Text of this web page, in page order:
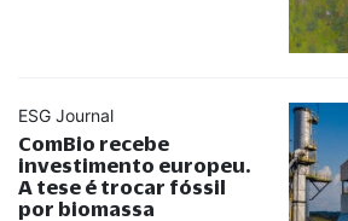
ESG Journal
ComBio recebe
investimento europeu.
A tese é trocar fóssil
por biomassa